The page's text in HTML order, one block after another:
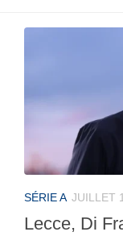
SÉRIE A JUILLET
Lecce, Di